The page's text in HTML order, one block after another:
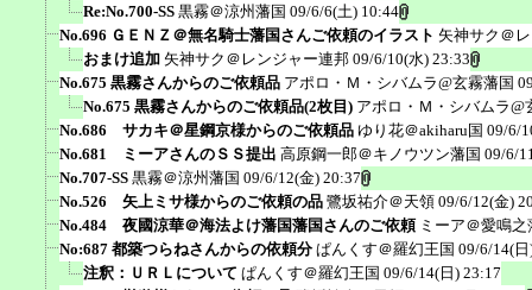
Re:No.700-SS 黒霧＠涼州藩国 09/6/6(土) 10:44
No.696 ＧＥＮＺ＠無名騎士藩国さんご依頼のイラスト 矢神サク＠
おまけ追加 矢神サク＠レンジャー連邦 09/6/10(水) 23:33
No.675 黒霧さんからのご依頼品 アポロ・Ｍ・シバムラ@玄霧藩国
No.675 黒霧さんからのご依頼品(2枚目) アポロ・Ｍ・シバムラ@
No.686 サカキ＠星鋼京様からのご依頼品 ゆり花＠akiharu国 09/6/
No.681 ミーアさんのＳＳ提出 高原鋼一郎＠キノウツン藩国 09/6/
No.707-SS 黒霧＠涼州藩国 09/6/12(金) 20:37
No.526 矢上ミサ様からのご依頼の品 鷺坂祐介＠天領 09/6/12(金)
No.484 夜國涼華＠海法よけ藩国藩国さんのご依頼 ミーア＠愛鳴之
No:687 都築つらねさんからの依頼分 ぱんくす＠羅幻王国 09/6/14(
注釈：ＵＲＬについて ぱんくす＠羅幻王国 09/6/14(日) 23:17